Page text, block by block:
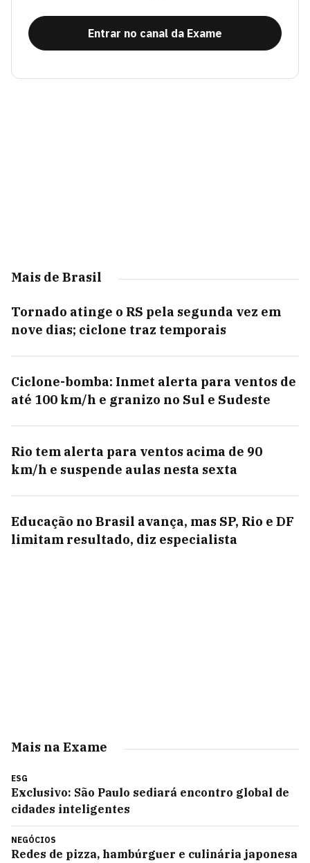
Entrar no canal da Exame
Mais de Brasil
Tornado atinge o RS pela segunda vez em
nove dias; ciclone traz temporais
Ciclone-bomba: Inmet alerta para ventos de
até 100 km/h e granizo no Sul e Sudeste
Rio tem alerta para ventos acima de 90
km/h e suspende aulas nesta sexta
Educação no Brasil avança, mas SP, Rio e DF
limitam resultado, diz especialista
Mais na Exame
ESG
Exclusivo: São Paulo sediará encontro global de
cidades inteligentes
NEGÓCIOS
Redes de pizza, hambúrguer e culinária japonesa